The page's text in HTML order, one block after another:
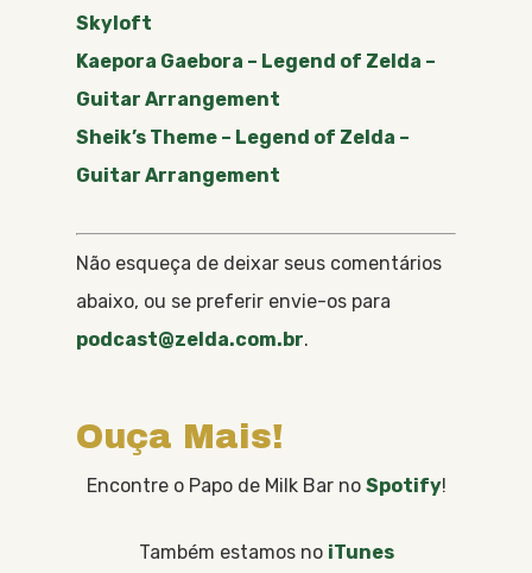
Skyloft
Kaepora Gaebora – Legend of Zelda –
Guitar Arrangement
Sheik’s Theme – Legend of Zelda –
Guitar Arrangement
Não esqueça de deixar seus comentários
abaixo, ou se preferir envie-os para
podcast@zelda.com.br.
Ouça Mais!
Encontre o Papo de Milk Bar no Spotify!
Também estamos no iTunes